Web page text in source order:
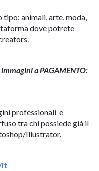
animali, arte, moda,
dove potrete
a PAGAMENTO:
professionali e
tra chi possiede già il
Illustrator.
it